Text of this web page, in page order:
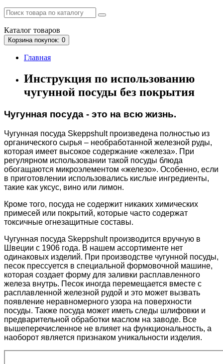
Каталог товаров
Корзинапокупок: 0
Главная
Инструкция по использованию
чугунной посуды без покрытия
Чугунная посуда - это на всю жизнь.
Чугунная посуда Skeppshult произведена полностью из
органического сырья – необработанной железной руды,
которая имеет высокое содержание «железа». При
регулярном использовании такой посуды блюда
обогащаются микроэлементом «железо». Особенно, если
в приготовлении использовались кислые ингредиенты,
такие как уксус, вино или лимон.
Кроме того, посуда не содержит никаких химических
примесей или покрытий, которые часто содержат
токсичные огнезащитные составы.
Чугунная посуда Skeppshult производится вручную в
Швеции с 1906 года. В нашем ассортименте нет
одинаковых изделий. При производстве чугунной посуды,
песок прессуется в специальной формовочной машине,
которая создает форму для заливки расплавленного
железа внутрь. Песок иногда перемещается вместе с
расплавленной железной рудой и это может вызвать
появление неравномерного узора на поверхности
посуды. Также посуда может иметь следы шлифовки и
предварительной обработки маслом на заводе. Все
вышеперечисленное не влияет на функциональность, а
наоборот является признаком уникальности изделия.